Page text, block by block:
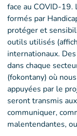
face au COVID-
formés par
protéger et
outils utilisés
internationaux.
dans chaque
(fokontany) où
appuyées par le
seront transmis
communiquer,
malentendantes,